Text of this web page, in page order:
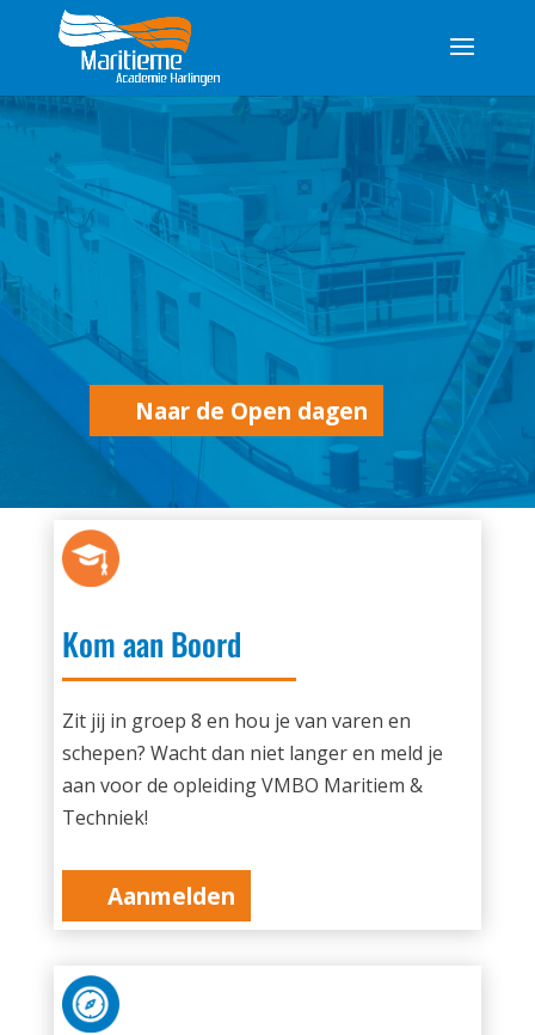
Naar de Open dagen
Kom aan Boord
Zit jij in groep 8 en hou je van varen en
schepen? Wacht dan niet langer en meld je
aan voor de opleiding VMBO Maritiem &
Techniek!
Aanmelden